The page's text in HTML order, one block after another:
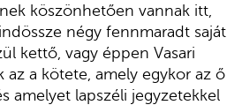
köszönhetően vannak itt,
négy fennmaradt saját
kettő, vagy éppen Vasari
az a kötete, amely egykor az ő
amelyet lapszéli jegyzetekkel